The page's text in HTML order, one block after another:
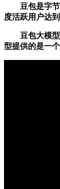
豆包是字节跳
度活跃用户达到
豆包大模型在
型提供的是一